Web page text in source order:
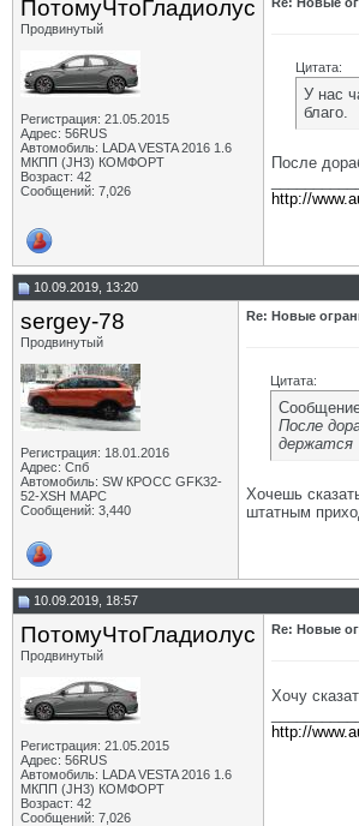
ПотомуЧтоГладиолус
Продвинутый
Регистрация: 21.05.2015
Адрес: 56RUS
Автомобиль: LADA VESTA 2016 1.6
МКПП (JH3) КОМФОРТ
Возраст: 42
Сообщений: 7,026
Цитата:
У нас
благо.
После
http://
10.09.2019, 13:20
sergey-78
Продвинутый
Регистрация: 18.01.2016
Адрес: Спб
Автомобиль: SW КРОСС GFK32-
52-XSH МАРС
Сообщений: 3,440
Re: Новые
Цитата:
После
держатся
Хочешь
штатным
10.09.2019, 18:57
ПотомуЧтоГладиолус
Продвинутый
Регистрация: 21.05.2015
Адрес: 56RUS
Автомобиль: LADA VESTA 2016 1.6
МКПП (JH3) КОМФОРТ
Возраст: 42
Сообщений: 7,026
Re: Новые
Хочу
http://